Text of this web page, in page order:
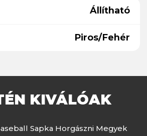
Állítható
Piros/Fehér
KIVÁLÓAK
Sapka Horgászni Megyek